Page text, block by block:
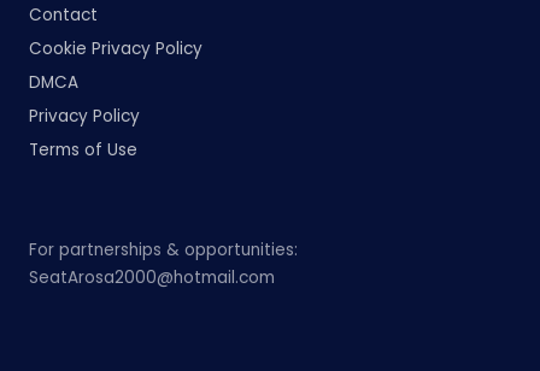
Contact
Cookie Privacy Policy
DMCA
Privacy Policy
Terms of Use
For partnerships & opportunities:
SeatArosa2000@hotmail.com